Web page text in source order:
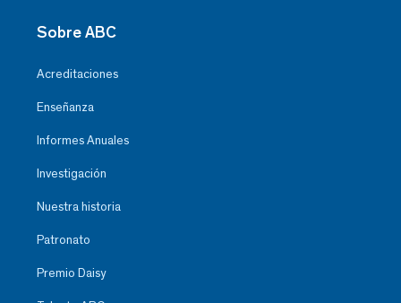
Sobre ABC
Acreditaciones
Enseñanza
Informes Anuales
Investigación
Nuestra historia
Patronato
Premio Daisy